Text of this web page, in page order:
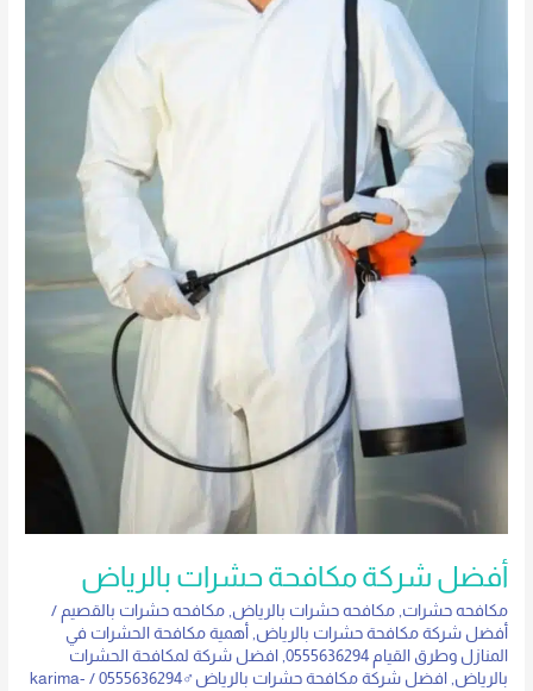
أفضل شركة مكافحة حشرات بالرياض
مكافحه حشرات,مكافحه حشرات بالرياض,مكافحه حشرات بالقصيم /
أفضل شركة مكافحة حشرات بالرياض, أهمية مكافحة الحشرات في
المنازل وطرق القيام 0555636294
, افضل شركة لمكافحة الحشرات
بالرياض, افضل شركة مكافحة حشرات بالرياض♂0555636294 /
karima-